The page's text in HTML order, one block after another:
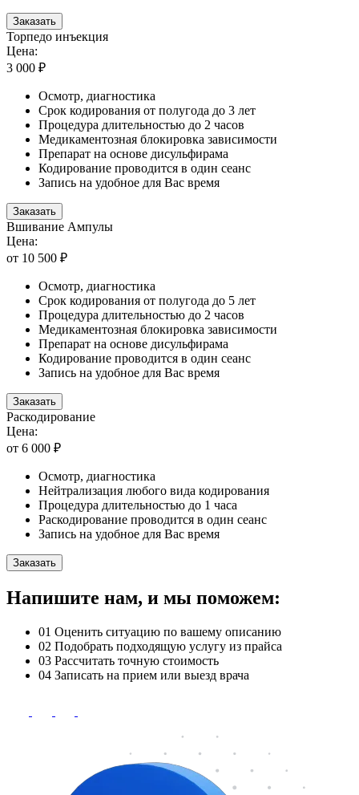
Заказать
Торпедо инъекция
Цена:
3 000 ₽
Осмотр, диагностика
Срок кодирования от полугода до 3 лет
Процедура длительностью до 2 часов
Медикаментозная блокировка зависимости
Препарат на основе дисульфирама
Кодирование проводится в один сеанс
Запись на удобное для Вас время
Заказать
Вшивание Ампулы
Цена:
от 10 500 ₽
Осмотр, диагностика
Срок кодирования от полугода до 5 лет
Процедура длительностью до 2 часов
Медикаментозная блокировка зависимости
Препарат на основе дисульфирама
Кодирование проводится в один сеанс
Запись на удобное для Вас время
Заказать
Раскодирование
Цена:
от 6 000 ₽
Осмотр, диагностика
Нейтрализация любого вида кодирования
Процедура длительностью до 1 часа
Раскодирование проводится в один сеанс
Запись на удобное для Вас время
Заказать
Напишите нам, и мы поможем:
01 Оценить ситуацию по вашему описанию
02 Подобрать подходящую услугу из прайса
03 Рассчитать точную стоимость
04 Записать на прием или выезд врача